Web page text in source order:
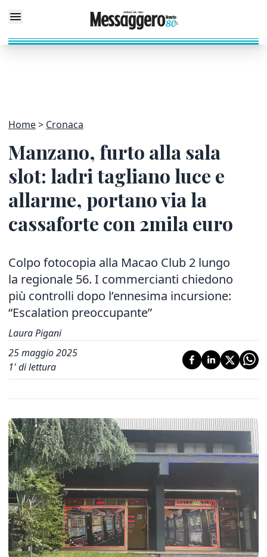
Home Cronaca
Manzano, furto alla sala
slot: ladri tagliano luce e
allarme, portano via la
cassaforte con 2mila euro
Colpo fotocopia alla Macao Club 2 lungo
la regionale 56. I commercianti chiedono
più controlli dopo l’ennesima incursione:
“Escalation preoccupante”
Laura Pigani
25 maggio 2025
1' di lettura